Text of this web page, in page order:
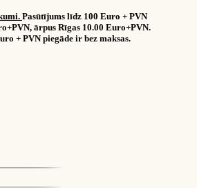
Pasūtījums līdz 100 Euro + PVN
ārpus Rīgas 10.00 Euro+PVN.
+ PVN piegāde ir bez maksas.